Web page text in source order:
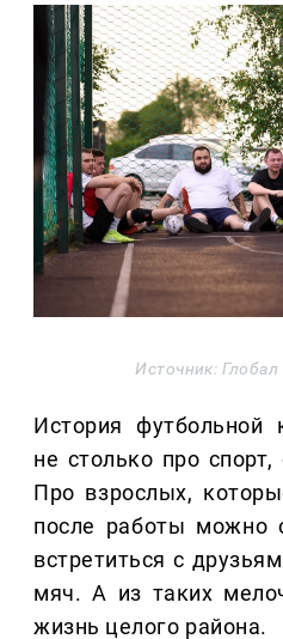
Источник:
История футбольной
не столько про
Про взрослых,
после работы можно
встретиться с
мяч. А из таких
жизнь целого района.